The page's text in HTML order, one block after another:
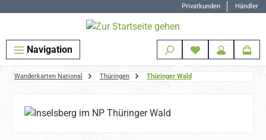
Zum Hauptinhalt springen Privatkunden Händler
Navigation
Wanderkarten National Thüringen Thüringer Wald